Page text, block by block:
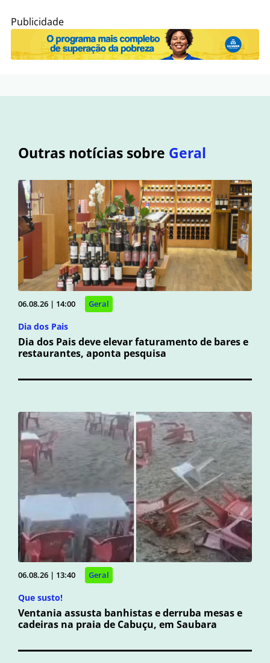
Publicidade
Outras notícias sobre Geral
06.08.26 | 14:00 Geral
Dia dos Pais
Dia dos Pais deve elevar faturamento de bares e
restaurantes, aponta pesquisa
06.08.26 | 13:40 Geral
Que susto!
Ventania assusta banhistas e derruba mesas e
cadeiras na praia de Cabuçu, em Saubara